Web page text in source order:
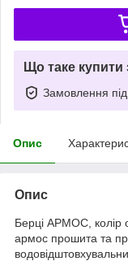
Що таке
Замовлення
Опис
Опис
Берці АРМОС, колір
армос прошита та